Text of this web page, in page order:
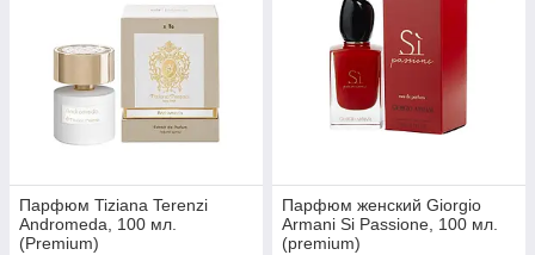
Парфюм Tiziana Terenzi
Andromeda, 100 мл.
(Premium)
Парфюм женский Giorgio
Armani Si Passione, 100 мл.
(premium)